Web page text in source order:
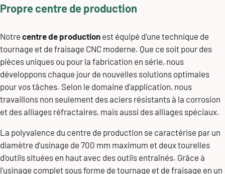
Propre centre de production
Notre centre de production est équipé d'une technique de
tournage et de fraisage CNC moderne. Que ce soit pour des
pièces uniques ou pour la fabrication en série, nous
développons chaque jour de nouvelles solutions optimales
pour vos tâches. Selon le domaine d'application, nous
travaillons non seulement des aciers résistants à la corrosion
et des alliages réfractaires, mais aussi des alliages spéciaux.
La polyvalence du centre de production se caractérise par un
diamètre d'usinage de 700 mm maximum et deux tourelles
d'outils situées en haut avec des outils entraînés. Grâce à
l'usinage complet sous forme de tournage et de fraisage en un